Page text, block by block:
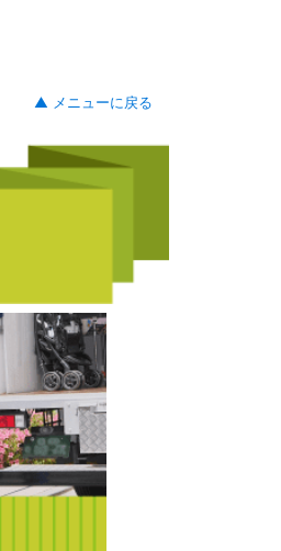
▲ メニューに戻る